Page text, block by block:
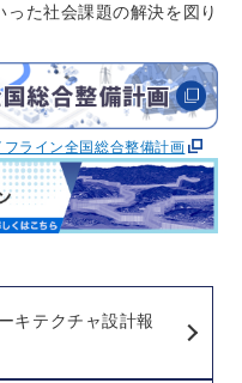
た社会課題の解決を図り
フライン全国総合整備計画
キテクチャ設計報